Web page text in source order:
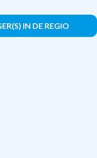
IN DE REGIO